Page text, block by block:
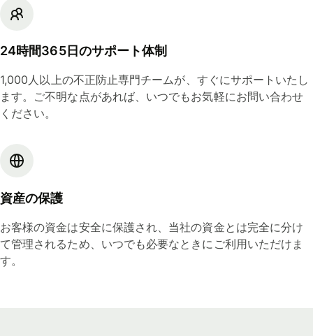
24時間365日のサポート体制
1,000人以上の不正防止専門チームが、すぐにサポートいたし
ます。ご不明な点があれば、いつでもお気軽にお問い合わせ
ください。
資産の保護
お客様の資金は安全に保護され、当社の資金とは完全に分け
て管理されるため、いつでも必要なときにご利用いただけま
す。